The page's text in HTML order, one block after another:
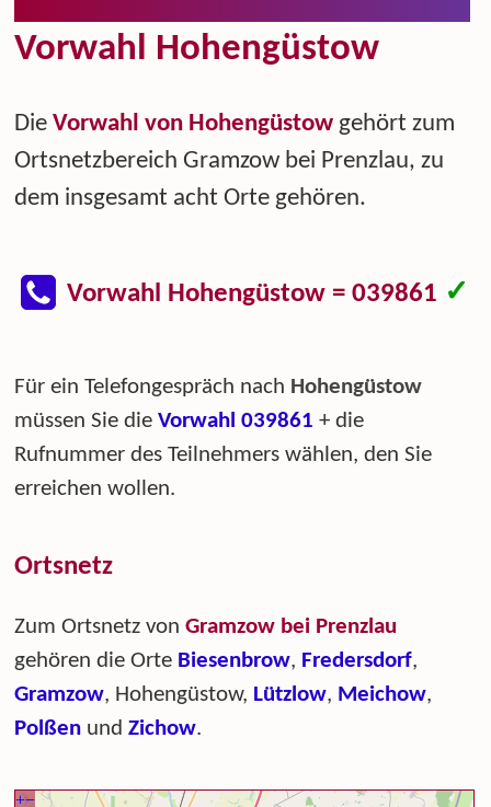
Vorwahl Hohengüstow
DieVorwahl von Hohengüstow gehört zum
Ortsnetzbereich Gramzow bei Prenzlau, zu
dem insgesamt acht Orte gehören.
Vorwahl Hohengüstow = 039861 ✓
Für ein Telefongespräch nach Hohengüstow
müssen Sie dieVorwahl 039861 + die
Rufnummer des Teilnehmers wählen, den Sie
erreichen wollen.
Ortsnetz
Zum Ortsnetz vonGramzow bei Prenzlau
gehören die Orte Biesenbrow, Fredersdorf,
Gramzow, Hohengüstow, Lützlow, Meichow,
Polßen undZichow.